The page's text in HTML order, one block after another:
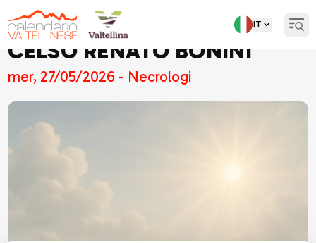
IT
CELSO RENATO BONINI
mer, 27/05/2026 - Necrologi